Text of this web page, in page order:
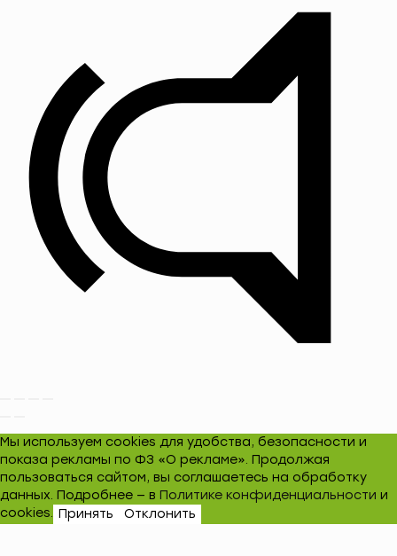
Мы используем cookies для удобства, безопасности и
показа рекламы по ФЗ «О рекламе». Продолжая
пользоваться сайтом, вы соглашаетесь на обработку
данных. Подробнее — в Политике конфиденциальности и
cookies. Принять Отклонить